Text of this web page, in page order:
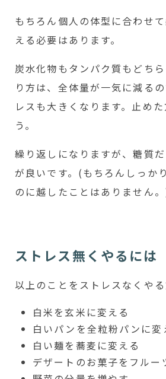
もちろん個人の体型に合わせ
える必要はあります。
炭水化物もタンパク質もどち
り方は、全体量が一気に減る
レスも大きくなります。止め
う。
繰り返しになりますが、糖質
が良いです。(もちろんしっか
のに越したことはありません
ストレス無くやるには
以上のことをストレスなくやる
白米を玄米に変える
白いパンを全粒粉パンに変
白い麺を蕎麦に変える
デザートのお菓子をフルー